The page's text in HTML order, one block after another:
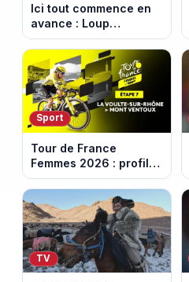
Ici tout commence en
avance : Loup
découvre la trahison
de Bianca. Episode du
10 août 2026 (spoiler)
Sport
Tour de France
Femmes 2026 : profil
et horaires de la 7e
étape entre La Voulte-
sur-Rhône et le Mont
Ventoux
TV